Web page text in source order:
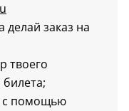
делай заказ на
твоего
с помощью